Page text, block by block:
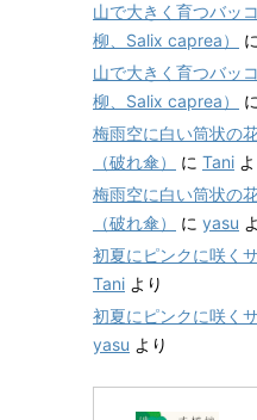
山で大きく育つバッ
柳、Salix caprea）
に
山で大きく育つバッ
柳、Salix caprea）
に
梅雨空に白い筒状の
（破れ傘）
に Tani
梅雨空に白い筒状の
（破れ傘）
に yasu
初夏にピンクに咲く
Tani より
初夏にピンクに咲く
yasu より